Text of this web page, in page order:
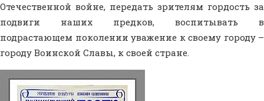
Отечественной войне, передать зрителям гордость за
подвиги наших предков, воспитывать в
подрастающем поколении уважение к своему городу –
городу Воинской Славы, к своей стране.